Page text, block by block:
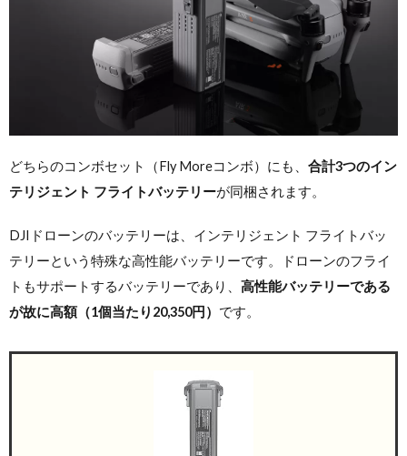
どちらのコンボセット（Fly Moreコンボ）にも、 合計3つのイン
テリジェント フライトバッテリーが同梱されます。
DJIドローンのバッテリーは、インテリジェント フライトバッ
テリーという特殊な高性能バッテリーです。ドローンのフライ
トもサポートするバッテリーであり、 高性能バッテリーである
が故に高額（1個当たり20,350円） です。